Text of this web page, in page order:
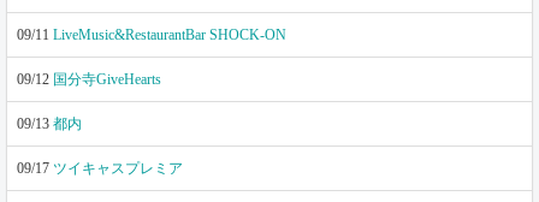
09/11 LiveMusic&RestaurantBar SHOCK-ON
09/12 国分寺GiveHearts
09/13 都内
09/17 ツイキャスプレミア